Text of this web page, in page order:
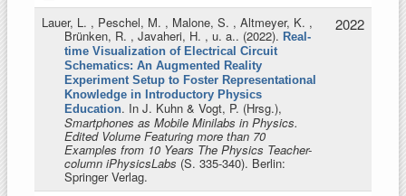
Lauer, L. , Peschel, M. , Malone, S. , Altmeyer, K. ,
Brünken, R. , Javaheri, H. , u. a.. (2022). Real-
time Visualization of Electrical Circuit
Schematics: An Augmented Reality
Experiment Setup to Foster Representational
Knowledge in Introductory Physics
Education. In J. Kuhn & Vogt, P. (Hrsg.),
Smartphones as Mobile Minilabs in Physics.
Edited Volume Featuring more than 70
Examples from 10 Years The Physics Teacher-
column iPhysicsLabs (S. 335-340). Berlin:
Springer Verlag.
2022